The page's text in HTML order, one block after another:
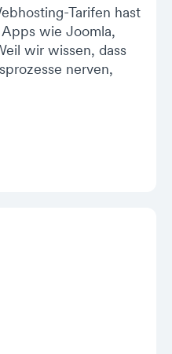
Tarifen hast
wie Joomla,
wir wissen, dass
nerven,